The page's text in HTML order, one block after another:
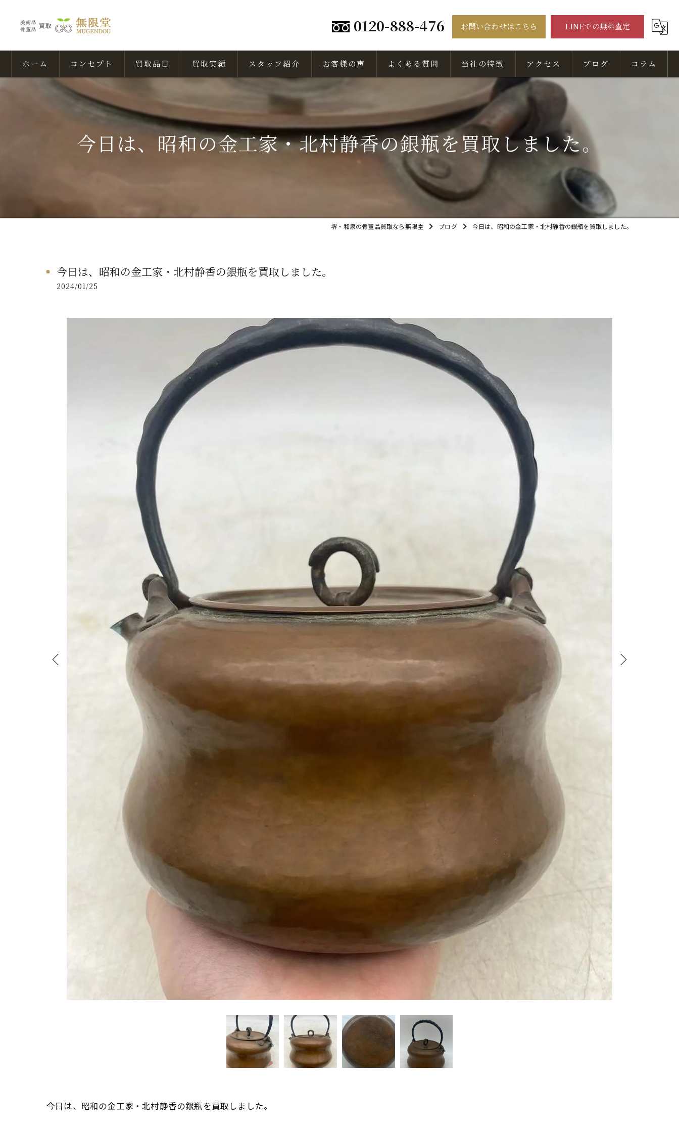
0120-888-476 お問い合わせはこちら LINEでの無料査定
ホーム コンセプト 買取品目 買取実績 スタッフ紹介 お客様の声 よくある質問 当社の特徴
骨董品
美術品
出張
無料相談
査定
アクセス ブログ コラム
今日は、昭和の金工家・北村静香の銀瓶を買取しました。
堺・和泉の骨董品買取なら無限堂 ブログ 今日は、昭和の金工家・北村静香の銀瓶を買取しました。
今日は、昭和の金工家・北村静香の銀瓶を買取しました。
2024/01/25
今日は、昭和の金工家・北村静香の銀瓶を買取しました。